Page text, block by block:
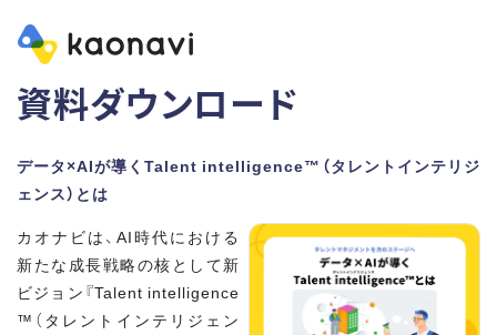
資料ダウンロード
データ×AIが導くTalent intelligence™（タレントインテリジ
ェンス）とは
カオナビは、AI時代における
新たな成長戦略の核として新
ビジョン『Talent intelligence
™（タレントインテリジェン